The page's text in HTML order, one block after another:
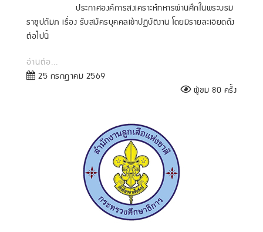
ประกาศองค์การสงเคราะห์ทหารผ่านศึกในพระบรม
ราชูปถัมภ เรื่อง รับสมัครบุคคลเข้าปฏิบัติงาน โดยมีรายละเอียดดัง
ต่อไปนี้
อ่านต่อ...
25 กรกฎาคม 2569
ผู้ชม 80 ครั้ง